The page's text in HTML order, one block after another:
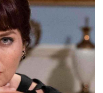
INTERVISTE
RUBRICHE